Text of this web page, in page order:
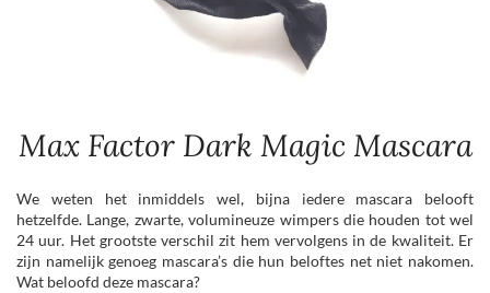
Max Factor Dark Magic Mascara
We weten het inmiddels wel, bijna iedere mascara belooft
hetzelfde. Lange, zwarte, volumineuze wimpers die houden tot wel
24 uur. Het grootste verschil zit hem vervolgens in de kwaliteit. Er
zijn namelijk genoeg mascara’s die hun beloftes net niet nakomen.
Wat beloofd deze mascara?